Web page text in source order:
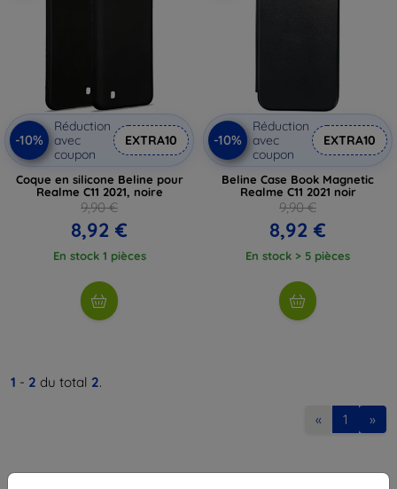
-10%
Réduction
avec
coupon
EXTRA10
Coque en silicone Beline pour
Realme C11 2021, noire
9,90 €
8,92 €
En stock 1 pièces
-10%
Réduction
avec
coupon
EXTRA10
Beline Case Book Magnetic
Realme C11 2021 noir
9,90 €
8,92 €
En stock > 5 pièces
1 - 2 du total 2.
« 1 »